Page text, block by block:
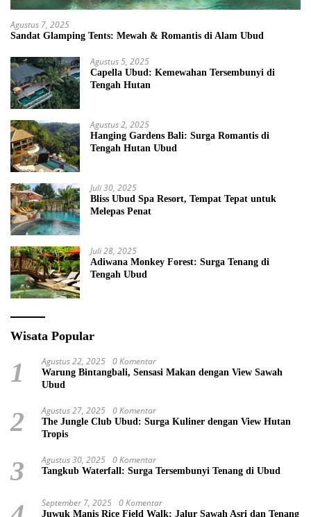
Agustus 7, 2025
Sandat Glamping Tents: Mewah & Romantis di Alam Ubud
Agustus 5, 2025
Capella Ubud: Kemewahan Tersembunyi di
Tengah Hutan
Agustus 2, 2025
Hanging Gardens Bali: Surga Romantis di
Tengah Hutan Ubud
Juli 30, 2025
Bliss Ubud Spa Resort, Tempat Tepat untuk
Melepas Penat
Juli 28, 2025
Adiwana Monkey Forest: Surga Tenang di
Tengah Ubud
Wisata Popular
1 Agustus 22, 2025 0 Komentar
Warung Bintangbali, Sensasi Makan dengan View Sawah
Ubud
2 Agustus 27, 2025 0 Komentar
The Jungle Club Ubud: Surga Kuliner dengan View Hutan
Tropis
3 Agustus 30, 2025 0 Komentar
Tangkub Waterfall: Surga Tersembunyi Tenang di Ubud
September 7, 2025 0 Komentar
Juwuk Manis Rice Field Walk: Jalur Sawah Asri dan Tenang